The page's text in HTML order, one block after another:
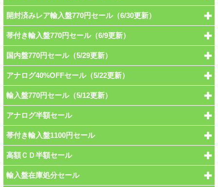
開封済みレア輸入盤770円セール（6/30更新）
帯付き輸入盤770円セール（6/9更新）
国内盤770円セール（5/29更新）
アナログ40%OFFセール（5/22更新）
輸入盤770円セール（5/12更新）
アナログ半額セール
帯付き輸入盤1100円セール
高額ＣＤ半額セール
輸入盤在庫処分セール